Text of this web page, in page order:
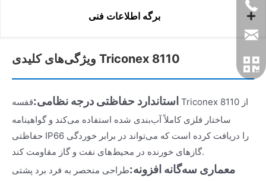
برگه اطلاعات فنی
ویژگی‌های کلیدی Triconex 8110
استاندارد حفاظتی درجه نظامی:قفسه Triconex 8110 از
ساختار فلزی کاملاً آب‌بندی شده استفاده می‌کند و گواهینامه
حفاظتی IP66 را دریافت کرده است که می‌تواند در برابر خوردگی
گازهای خورنده در محیط‌های نفت و گاز مقاومت کند.
معماری سه‌گانه افزونه:طراحی منحصر به فرد برد پشتی